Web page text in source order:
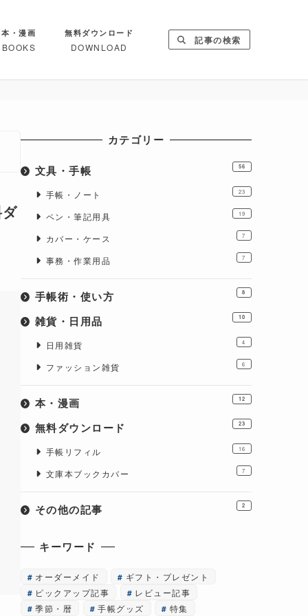
本・漫画
BOOKS
無料ダウンロード
DOWNLOAD
記事の検索
カテゴリー
文具・手帳 56
手帳・ノート 23
ペン・筆記用具 19
カバー・ケース 7
事務・作業用品 7
手帳術・使い方 8
雑貨・日用品 10
日用雑貨 4
ファッション雑貨 6
本・漫画 12
無料ダウンロード 23
手帳リフィル 16
文庫本ブックカバー 7
その他の記事 2
キーワード
オーダーメイド
ギフト・プレゼント
ピックアップ記事
レビュー記事
季節・暦
手帳グッズ
特集